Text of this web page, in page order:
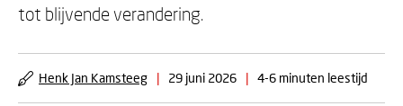
tot blijvende verandering.
Henk Jan Kamsteeg | 29 juni 2026 | 4-6 minuten leestijd